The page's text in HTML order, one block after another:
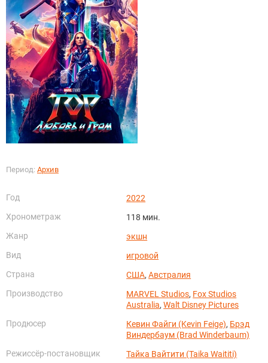
Период: Архив
Год
2022
Хронометраж
118 мин.
Жанр
экшн
Вид
игровой
Страна
США,Австралия
Производство
MARVEL Studios, Fox Studios
Australia,Walt Disney Pictures
Продюсер
Кевин Файги (Kevin Feige), Брэд
Виндербаум (Brad Winderbaum)
Режиссёр-постановщик
Тайка Вайтити (Taika Waititi)